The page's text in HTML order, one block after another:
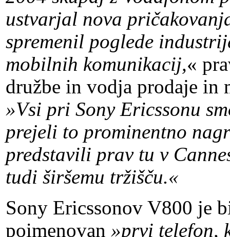
ustvarjal nova
spremenil poglede
mobilnih komunikacij,«
družbe in vodja prodaje in
»Vsi pri Sony Ericssonu
prejeli to prominentno
predstavili prav tu v
tudi širšemu tržišču.«
Sony Ericssonov V800 je
poimenovan »prvi telefon,